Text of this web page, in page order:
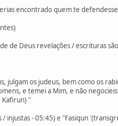
encontrado quem te
de Deus revelações / escrituras
julgam os judeus, bem como os
e temei a Mim, e não
"
injustas - 05:45) e "Fasiqun